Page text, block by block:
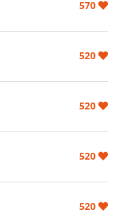
570
520
520
520
520